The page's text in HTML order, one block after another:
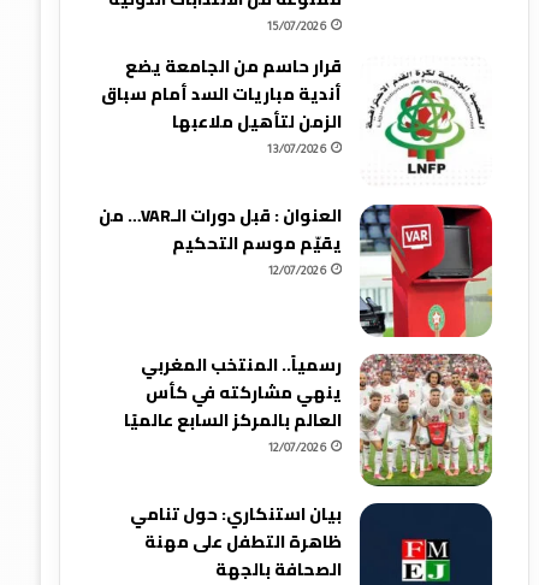
15/07/2026
قرار حاسم من الجامعة يضع
أندية مباريات السد أمام سباق
الزمن لتأهيل ملاعبها
13/07/2026
العنوان : قبل دورات الـVAR… من
يقيّم موسم التحكيم
12/07/2026
رسمياً.. المنتخب المغربي
ينهي مشاركته في كأس
العالم بالمركز السابع عالميًا
12/07/2026
بيان استنكاري: حول تنامي
ظاهرة التطفل على مهنة
الصحافة بالجهة